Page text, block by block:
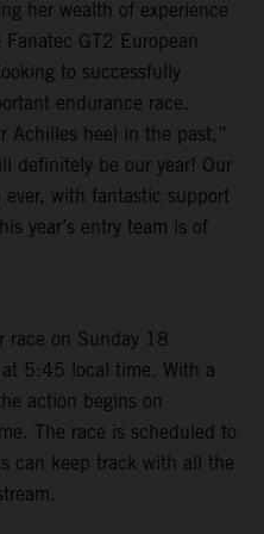
her wealth of experience
GT2 European
to successfully
endurance race.
Achilles heel in the past,”
definitely be our year! Our
with fantastic support
year’s entry team is of
race on Sunday 18
5:45 local time. With a
action begins on
The race is scheduled to
can keep track with all the